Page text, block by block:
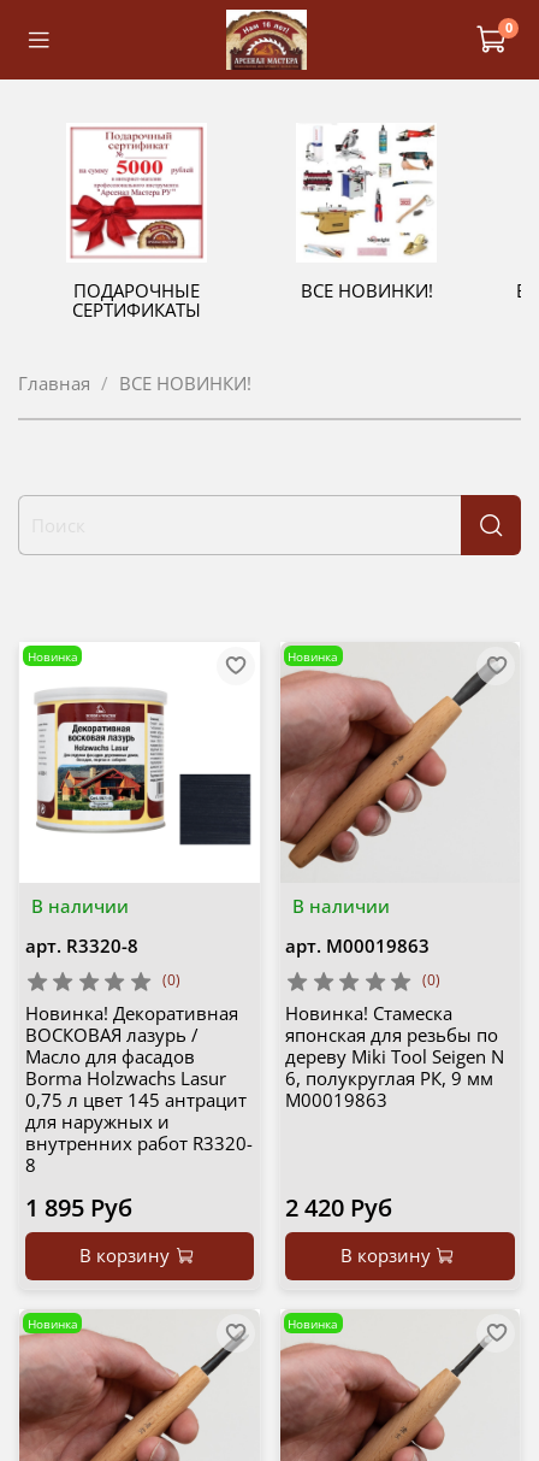
0
ПОДАРОЧНЫЕ
СЕРТИФИКАТЫ
ВСЕ НОВИНКИ!
Главная ВСЕ НОВИНКИ!
В наличии
Новинка
арт. R3320-8
(0)
Новинка! Декоративная
ВОСКОВАЯ лазурь /
Масло для фасадов
Borma Holzwachs Lasur
0,75 л цвет 145 антрацит
для наружных и
внутренних работ R3320-
8
1 895 Руб
В корзину
В наличии
Новинка
арт. М00019863
(0)
Новинка! Стамеска
японская для резьбы по
дереву Miki Tool Seigen N
6, полукруглая РК, 9 мм
М00019863
2 420 Руб
В корзину
Новинка Новинка